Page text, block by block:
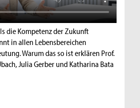
die Kompetenz der Zukunft
in allen Lebensbereichen
Warum das so ist erklären Prof.
Julia Gerber und Katharina Bata